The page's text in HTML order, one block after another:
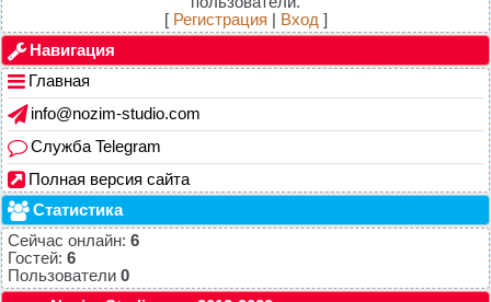
[ Регистрация Вход ]
Навигация
Главная
info@nozim-studio.com
Служба Telegram
Полная версия сайта
Статистика
Сейчас онлайн: 6
Гостей: 6
Пользователи 0